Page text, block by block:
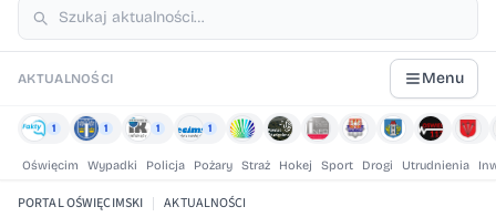
AKTUALNOŚCI Menu
1 1 1 1
Oświęcim Wypadki Policja Pożary Straż Hokej Sport Drogi Utrudnienia
PORTAL OŚWIĘCIMSKI | AKTUALNOŚCI